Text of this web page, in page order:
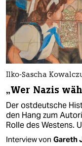
Ilko-Sascha
„Wer Nazis
Der ostdeutsche
den Hang zum
Rolle des Westens.
Interview von Gareth